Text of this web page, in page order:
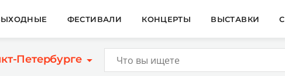
ФЕСТИВАЛИ КОНЦЕРТЫ ВЫСТАВКИ
Петербурге